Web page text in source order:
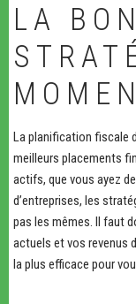
LA
La planification fiscale
meilleurs placements
actifs, que vous ayez
d’entreprises, les
pas les mêmes. Il faut
actuels et vos revenus
la plus efficace pour